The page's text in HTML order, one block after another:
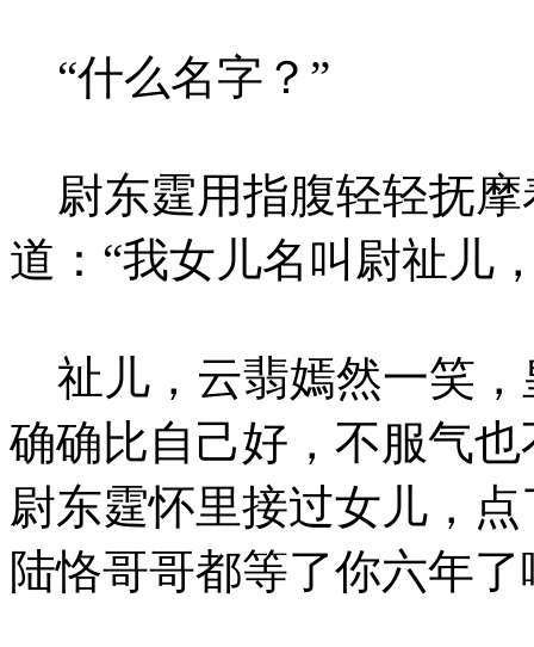
“什么名字？”
尉东霆用指腹轻轻抚摩
道：“我女儿名叫尉祉儿
祉儿，云翡嫣然一笑，
确确比自己好，不服气
尉东霆怀里接过女儿，
陆恪哥哥都等了你六年了